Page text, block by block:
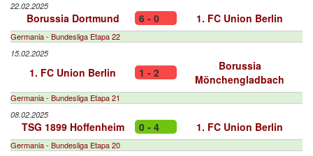
22.02.2025
Borussia Dortmund 6 - 0 1. FC Union Berlin
Germania - Bundesliga Etapa 22
15.02.2025
1. FC Union Berlin 1 - 2
Borussia
Mönchengladbach
Germania - Bundesliga Etapa 21
08.02.2025
TSG 1899 Hoffenheim 0 - 4 1. FC Union Berlin
Germania - Bundesliga Etapa 20